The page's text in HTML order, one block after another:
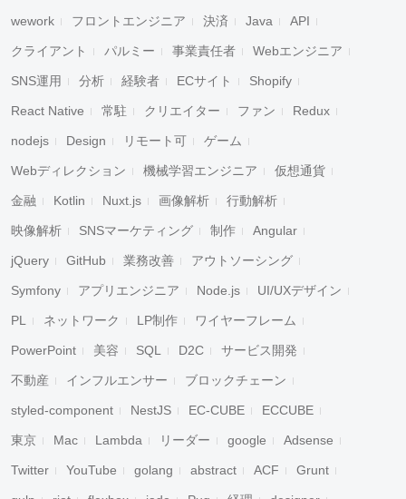
wework フロントエンジニア 決済 Java API
クライアント パルミー 事業責任者 Webエンジニア
SNS運用 分析 経験者 ECサイト Shopify
React Native 常駐 クリエイター ファン Redux
nodejs Design リモート可 ゲーム
Webディレクション 機械学習エンジニア 仮想通貨
金融 Kotlin Nuxt.js 画像解析 行動解析
映像解析 SNSマーケティング 制作 Angular
jQuery GitHub 業務改善 アウトソーシング
Symfony アプリエンジニア Node.js UI/UXデザイン
PL ネットワーク LP制作 ワイヤーフレーム
PowerPoint 美容 SQL D2C サービス開発
不動産 インフルエンサー ブロックチェーン
styled-component NestJS EC-CUBE ECCUBE
東京 Mac Lambda リーダー google Adsense
Twitter YouTube golang abstract ACF Grunt